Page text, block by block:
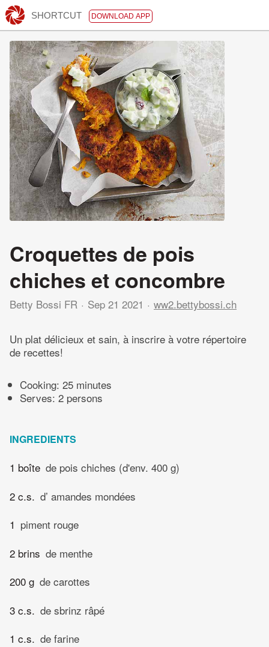
SHORTCUT DOWNLOAD APP
Croquettes de pois
chiches et concombre
Betty Bossi FR Sep 21 2021 ww2.bettybossi.ch
Un plat délicieux et sain, à inscrire à votre répertoire
de recettes!
Cooking: 25 minutes
Serves: 2 persons
INGREDIENTS
1 boîte de pois chiches (d'env. 400 g)
2 c.s. d’ amandes mondées
1 piment rouge
2 brins de menthe
200 g de carottes
3 c.s. de sbrinz râpé
1 c.s. de farine